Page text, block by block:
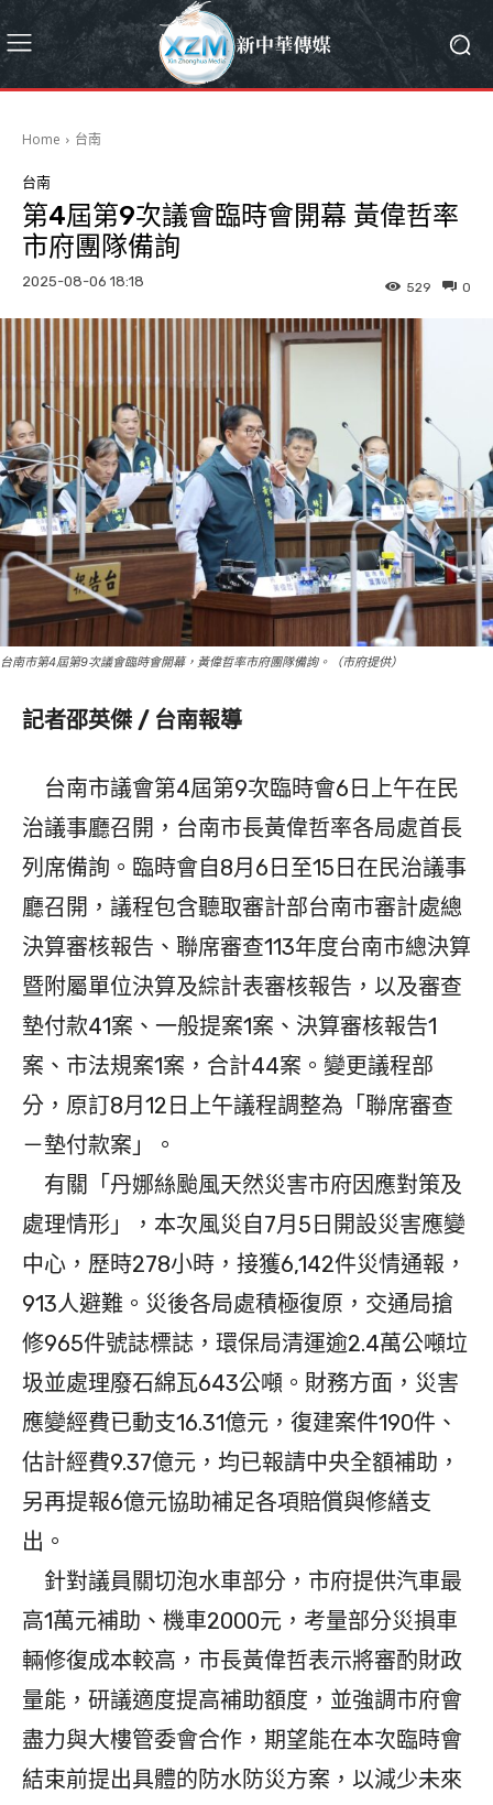
Home 台南
台南
第4屆第9次議會臨時會開幕 黃偉哲率
市府團隊備詢
2025-08-06 18:18 0
529
台南市第4屆第9次議會臨時會開幕，黃偉哲率市府團隊備詢。（市府提供）
記者邵英傑 / 台南報導
台南市議會第4屆第9次臨時會6日上午在民
治議事廳召開，台南市長黃偉哲率各局處首長
列席備詢。臨時會自8月6日至15日在民治議事
廳召開，議程包含聽取審計部台南市審計處總
決算審核報告、聯席審查113年度台南市總決算
暨附屬單位決算及綜計表審核報告，以及審查
墊付款41案、一般提案1案、決算審核報告1
案、市法規案1案，合計44案。變更議程部
分，原訂8月12日上午議程調整為「聯席審查
－墊付款案」。
有關「丹娜絲颱風天然災害市府因應對策及
處理情形」，本次風災自7月5日開設災害應變
中心，歷時278小時，接獲6,142件災情通報，
913人避難。災後各局處積極復原，交通局搶
修965件號誌標誌，環保局清運逾2.4萬公噸垃
圾並處理廢石綿瓦643公噸。財務方面，災害
應變經費已動支16.31億元，復建案件190件、
估計經費9.37億元，均已報請中央全額補助，
另再提報6億元協助補足各項賠償與修繕支
出。
針對議員關切泡水車部分，市府提供汽車最
高1萬元補助、機車2000元，考量部分災損車
輛修復成本較高，市長黃偉哲表示將審酌財政
量能，研議適度提高補助額度，並強調市府會
盡力與大樓管委會合作，期望能在本次臨時會
結束前提出具體的防水防災方案，以減少未來